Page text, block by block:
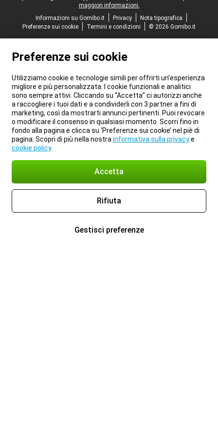
maggiori informazioni.
Informazioni su Gomibo.it
Privacy
Nota tipografica
Preferenze sui cookie
Termini e condizioni © 2026 Gomibo.it
Preferenze sui cookie
Utilizziamo cookie e tecnologie simili per offrirti un’esperienza
migliore e più personalizzata. I cookie funzionali e analitici
sono sempre attivi. Cliccando su “Accetta” ci autorizzi anche
a raccogliere i tuoi dati e a condividerli con 3 partner a fini di
marketing, così da mostrarti annunci pertinenti. Puoi revocare
o modificare il consenso in qualsiasi momento. Scorri fino in
fondo alla pagina e clicca su ‘Preferenze sui cookie’ nel piè di
pagina. Scopri di più nella nostra informativa sulla privacye
cookie policy.
Accetta
Rifiuta
Gestisci preferenze